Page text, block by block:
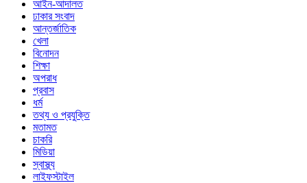
আইন-আদালত
ঢাকার সংবাদ
আন্তর্জাতিক
খেলা
বিনোদন
শিক্ষা
অপরাধ
প্রবাস
ধর্ম
তথ্য ও প্রযুক্তি
মতামত
চাকরি
মিডিয়া
স্বাস্থ্য
লাইফস্টাইল